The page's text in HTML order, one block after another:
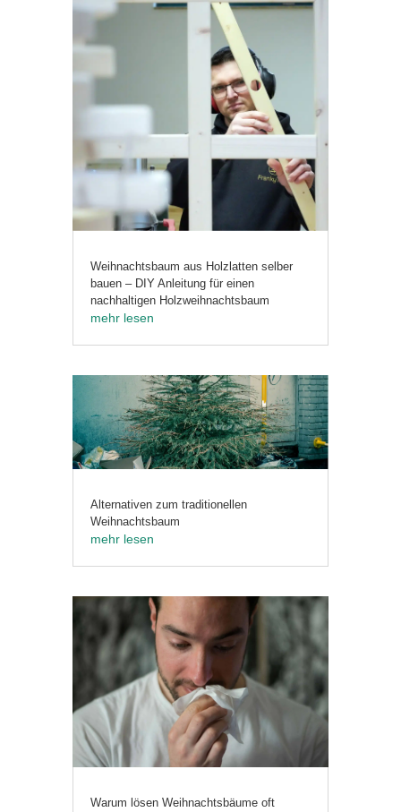
Weihnachtsbaum aus Holzlatten selber
bauen – DIY Anleitung für einen
nachhaltigen Holzweihnachtsbaum
mehr lesen
Alternativen zum traditionellen
Weihnachtsbaum
mehr lesen
Warum lösen Weihnachtsbäume oft